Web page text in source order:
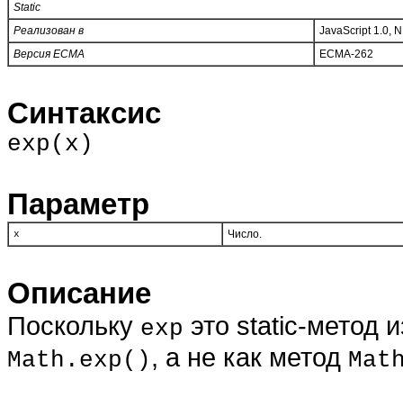
Static
Реализован в
JavaScript 1.0,
Версия ECMA
ECMA-262
Синтаксис
exp(x)
Параметр
x Число.
Описание
Поскольку exp это static-метод
Math.exp() , а не как метод